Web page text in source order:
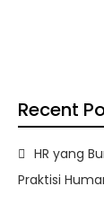
Recent
HR yang
Praktisi